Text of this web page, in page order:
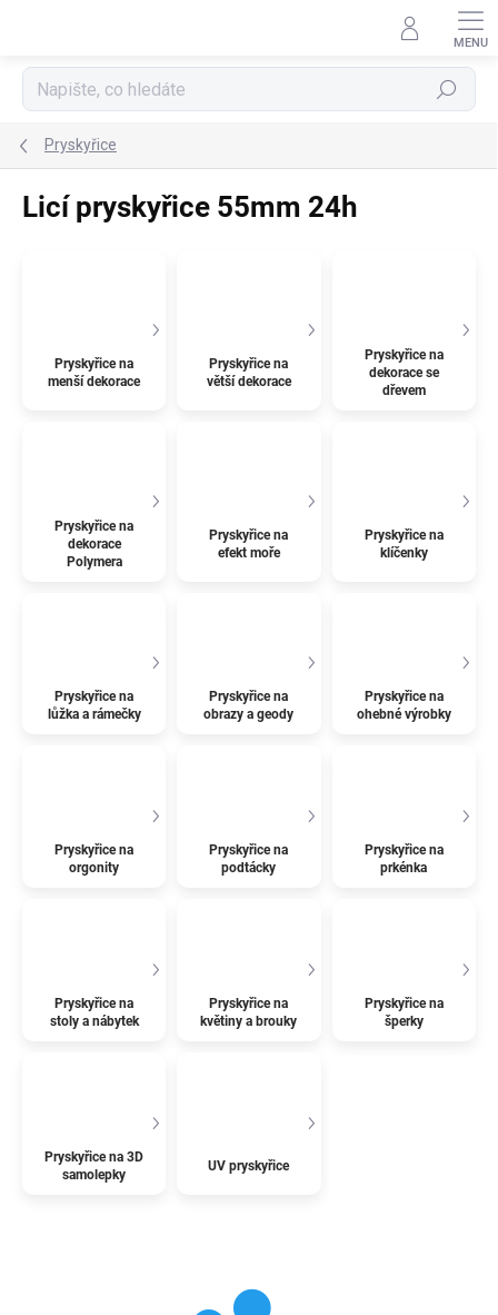
Hledat
Pryskyřice
Licí pryskyřice 55mm 24h
Pryskyřice na
menší dekorace
Pryskyřice na
větší dekorace
Pryskyřice na
dekorace se
dřevem
Pryskyřice na
dekorace
Polymera
Pryskyřice na
efekt moře
Pryskyřice na
klíčenky
Pryskyřice na
lůžka a rámečky
Pryskyřice na
obrazy a geody
Pryskyřice na
ohebné výrobky
Pryskyřice na
orgonity
Pryskyřice na
podtácky
Pryskyřice na
prkénka
Pryskyřice na
stoly a nábytek
Pryskyřice na
květiny a brouky
Pryskyřice na
šperky
Pryskyřice na 3D
samolepky
UV pryskyřice